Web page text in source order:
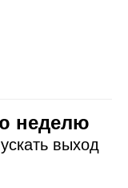
неделю
выход